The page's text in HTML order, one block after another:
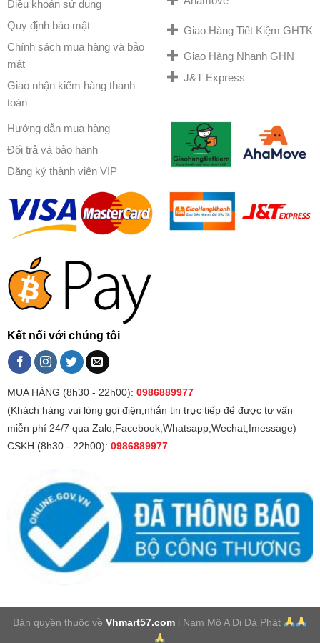
Điều khoản sử dụng
Quy định bảo mật
Chính sách mua hàng và bảo
mật
Giao nhận kiểm hàng thanh
toán
Hướng dẫn mua hàng
Đổi trả và bảo hành
Đăng ký thành viên VIP
Giao Hàng Tiết Kiệm GHTK
Giao Hàng Nhanh GHN
J&T Express
Kết nối với chúng tôi
MUA HÀNG (8h30 - 22h00): 0986889977
(Khách hàng vui lòng gọi điện,nhắn tin trực tiếp để được tư vấn
miễn phí 24/7 qua Zalo,Facebook,Whatsapp,Wechat,Imessage)
CSKH (8h30 - 22h00): 0986889977
Bản quyền thuộc vềVhmart57.com l Nam Mô A Di Đà Phật